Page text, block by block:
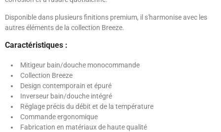
Disponible dans plusieurs finitions premium, il s'harmonise avec les
autres éléments de la collection Breeze.
Caractéristiques :
Mitigeur bain/douche monocommande
Collection Breeze
Design contemporain et épuré
Inverseur bain/douche intégré
Réglage précis du débit et de la température
Commande ergonomique
Fabrication en matériaux de haute qualité